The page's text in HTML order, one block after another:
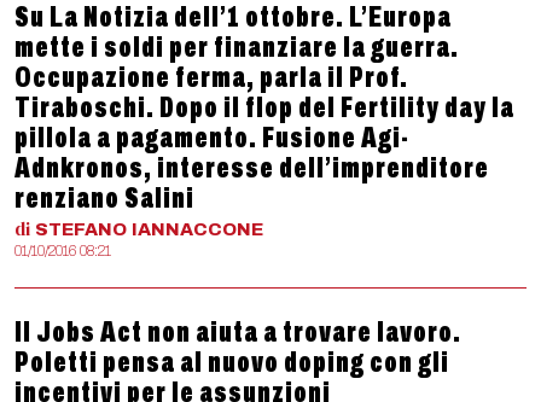
Su La Notizia dell’1 ottobre. L’Europa
mette i soldi per finanziare la guerra.
Occupazione ferma, parla il Prof.
Tiraboschi. Dopo il flop del Fertility day la
pillola a pagamento. Fusione Agi-
Adnkronos, interesse dell’imprenditore
renziano Salini
di STEFANO IANNACCONE
01/10/2016 08:21
Il Jobs Act non aiuta a trovare lavoro.
Poletti pensa al nuovo doping con gli
incentivi per le assunzioni